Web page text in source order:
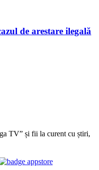
de arestare ilegală
TV” și fii la curent cu știri,